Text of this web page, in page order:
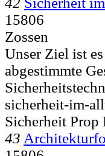
15806
Zossen
Unser Ziel ist
abgestimmte
sicherheit-im-
Sicherheit Prop
43